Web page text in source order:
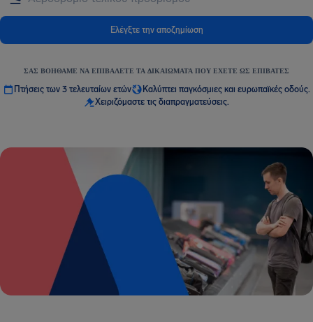
Ελέγξτε την αποζημίωση
ΣΑΣ ΒΟΗΘΆΜΕ ΝΑ ΕΠΙΒΆΛΕΤΕ ΤΑ ΔΙΚΑΙΏΜΑΤΑ ΠΟΥ ΈΧΕΤΕ ΩΣ ΕΠΙΒΆΤΕΣ
Πτήσεις των 3 τελευταίων ετών
Καλύπτει παγκόσμιες και ευρωπαϊκές οδούς.
Χειριζόμαστε τις διαπραγματεύσεις.